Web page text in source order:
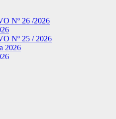
Nº 26 /2026
Nº 25 / 2026
2026